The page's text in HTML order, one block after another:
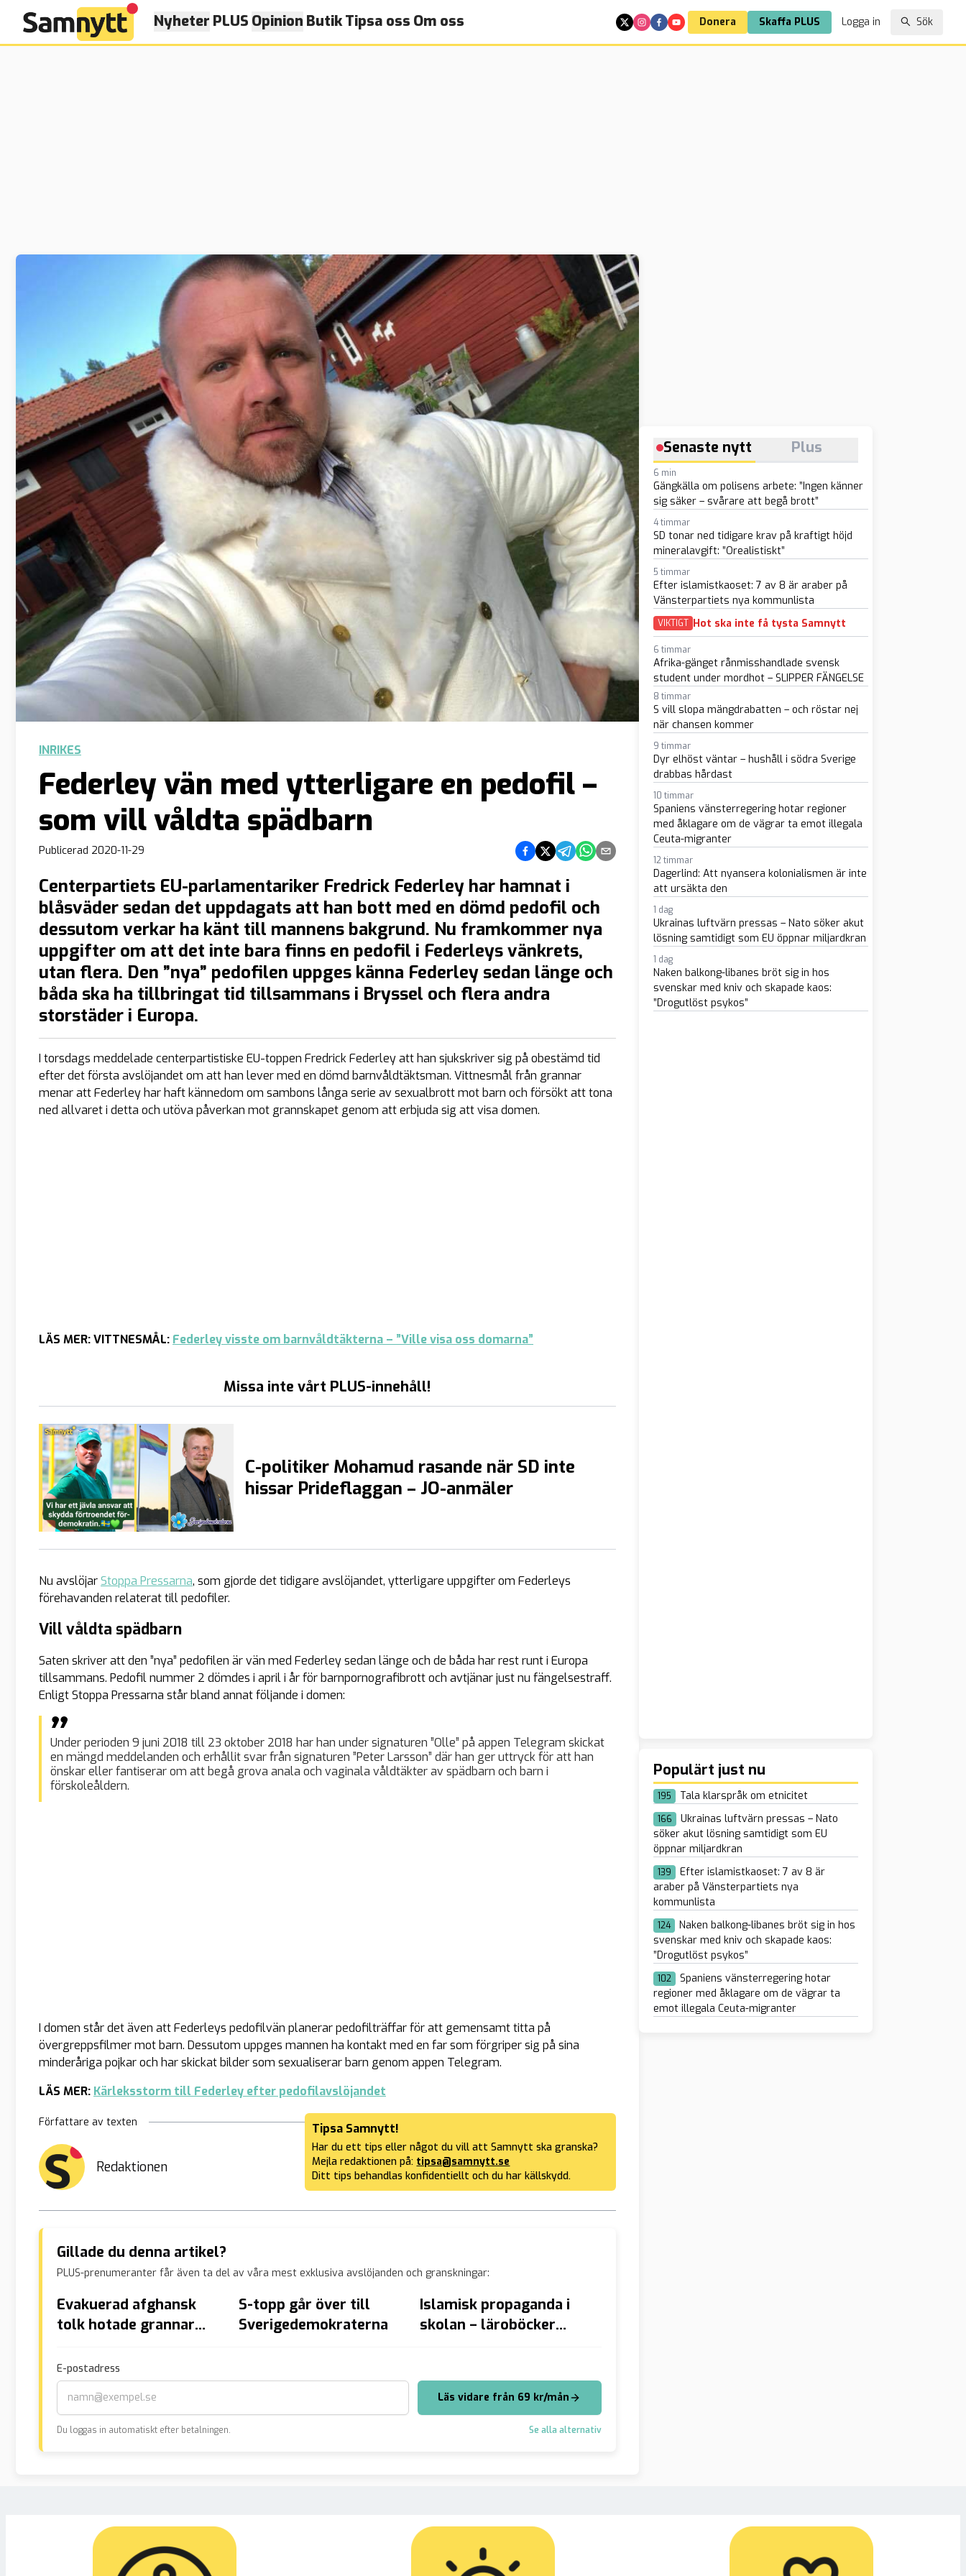
Nyheter PLUS Opinion ButikTipsa oss Om oss Donera Skaffa PLUS Logga in Sök
INRIKES
Federley vän med ytterligare en pedofil –
som vill våldta spädbarn
Publicerad 2020-11-29 Dela på Facebook
Dela på Twitter
Dela på Telegram
Dela på Whatsapp
Dela via e-post
Centerpartiets EU-parlamentariker Fredrick Federley har hamnat i
blåsväder sedan det uppdagats att han bott med en dömd pedofil och
dessutom verkar ha känt till mannens bakgrund. Nu framkommer nya
uppgifter om att det inte bara finns en pedofil i Federleys vänkrets,
utan flera. Den ”nya” pedofilen uppges känna Federley sedan länge och
båda ska ha tillbringat tid tillsammans i Bryssel och flera andra
storstäder i Europa.
I torsdags meddelade centerpartistiske EU-toppen Fredrick Federley att han sjukskriver sig på obestämd tid
efter det första avslöjandet om att han lever med en dömd barnvåldtäktsman. Vittnesmål från grannar
menar att Federley har haft kännedom om sambons långa serie av sexualbrott mot barn och försökt att tona
ned allvaret i detta och utöva påverkan mot grannskapet genom att erbjuda sig att visa domen.
LÄS MER: VITTNESMÅL: Federley visste om barnvåldtäkterna – ”Ville visa oss domarna”
Missa inte vårt PLUS-innehåll!
C-politiker Mohamud rasande när SD inte
hissar Prideflaggan – JO-anmäler
Nu avslöjarStoppa Pressarna, som gjorde det tidigare avslöjandet, ytterligare uppgifter om Federleys
förehavanden relaterat till pedofiler.
Vill våldta spädbarn
Saten skriver att den ”nya” pedofilen är vän med Federley sedan länge och de båda har rest runt i Europa
tillsammans. Pedofil nummer 2 dömdes i april i år för barnpornografibrott och avtjänar just nu fängelsestraff.
Enligt Stoppa Pressarna står bland annat följande i domen:
Under perioden 9 juni 2018 till 23 oktober 2018 har han under signaturen ”Olle” på appen Telegram skickat
en mängd meddelanden och erhållit svar från signaturen ”Peter Larsson” där han ger uttryck för att han
önskar eller fantiserar om att begå grova anala och vaginala våldtäkter av spädbarn och barn i
förskoleåldern.
I domen står det även att Federleys pedofilvän planerar pedofilträffar för att gemensamt titta på
övergreppsfilmer mot barn. Dessutom uppges mannen ha kontakt med en far som förgriper sig på sina
minderåriga pojkar och har skickat bilder som sexualiserar barn genom appen Telegram.
LÄS MER: Kärleksstorm till Federley efter pedofilavslöjandet
Författare av texten
Redaktionen
Tipsa Samnytt!
Har du ett tips eller något du vill att Samnytt ska granska?
Mejla redaktionen på: tipsa@samnytt.se
Ditt tips behandlas konfidentiellt och du har källskydd.
Gillade du denna artikel?
PLUS-prenumeranter får även ta del av våra mest exklusiva avslöjanden och granskningar:
Evakuerad afghansk
tolk hotade grannar
attackerade polis:
”Allahu akbar”
S-topp går över till
Sverigedemokraterna
Islamisk propaganda i
skolan – läroböcker
E-postadress
Läs vidare från 69 kr/mån
Du loggas in automatiskt efter betalningen. Se alla alternativ
Senaste nytt Plus
6 min
Gängkälla om polisens arbete: ”Ingen känner
sig säker – svårare att begå brott”
4 timmar
SD tonar ned tidigare krav på kraftigt höjd
mineralavgift: ”Orealistiskt”
5 timmar
Efter islamistkaoset: 7 av 8 är araber på
Vänsterpartiets nya kommunlista
VIKTIGT Hot ska inte få tysta Samnytt
6 timmar
Afrika-gänget rånmisshandlade svensk
student under mordhot – SLIPPER FÄNGELSE
8 timmar
S vill slopa mängdrabatten – och röstar nej
när chansen kommer
9 timmar
Dyr elhöst väntar – hushåll i södra Sverige
drabbas hårdast
10 timmar
Spaniens vänsterregering hotar regioner
med åklagare om de vägrar ta emot illegala
Ceuta-migranter
12 timmar
Dagerlind: Att nyansera kolonialismen är inte
att ursäkta den
1 dag
Ukrainas luftvärn pressas – Nato söker akut
lösning samtidigt som EU öppnar miljardkran
1 dag
Naken balkong-libanes bröt sig in hos
svenskar med kniv och skapade kaos:
”Drogutlöst psykos”
Populärt just nu
195 Tala klarspråk om etnicitet
166
Ukrainas luftvärn pressas – Nato
söker akut lösning samtidigt som EU
öppnar miljardkran
139
Efter islamistkaoset: 7 av 8 är
araber på Vänsterpartiets nya
kommunlista
124
Naken balkong-libanes bröt sig in hos
svenskar med kniv och skapade kaos:
”Drogutlöst psykos”
102
Spaniens vänsterregering hotar
regioner med åklagare om de vägrar ta
emot illegala Ceuta-migranter